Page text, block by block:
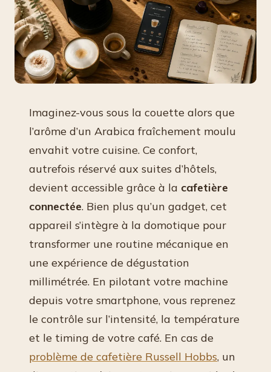
Imaginez-vous sous la couette alors que
l’arôme d’un Arabica fraîchement moulu
envahit votre cuisine. Ce confort,
autrefois réservé aux suites d’hôtels,
devient accessible grâce à la cafetière
connectée. Bien plus qu’un gadget, cet
appareil s’intègre à la domotique pour
transformer une routine mécanique en
une expérience de dégustation
millimétrée. En pilotant votre machine
depuis votre smartphone, vous reprenez
le contrôle sur l’intensité, la température
et le timing de votre café. En cas de
problème de cafetière Russell Hobbs, un